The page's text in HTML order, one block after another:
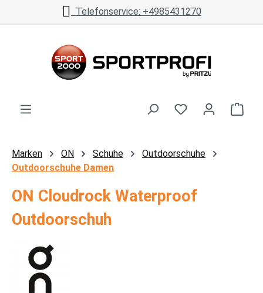
Zum Hauptinhalt springenTelefonservice: +4985431270
Marken ON Schuhe
Outdoorschuhe
Outdoorschuhe Damen
ON Cloudrock Waterproof
Outdoorschuh